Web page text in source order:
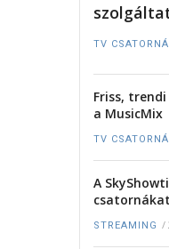
TV
Friss,
a MusicMix
TV
A
STREAMING /